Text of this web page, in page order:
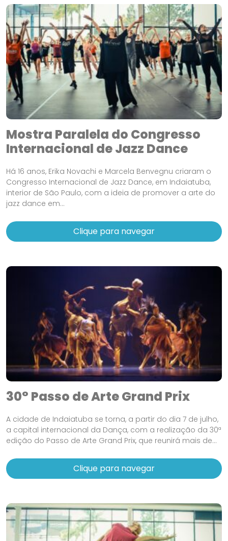
Mostra Paralela do Congresso
Internacional de Jazz Dance
Há 16 anos, Erika Novachi e Marcela Benvegnu criaram o
Congresso Internacional de Jazz Dance, em Indaiatuba,
interior de São Paulo, com a ideia de promover a arte do
jazz dance em...
Clique para navegar
30° Passo de Arte Grand Prix
A cidade de Indaiatuba se torna, a partir do dia 7 de julho,
a capital internacional da Dança, com a realização da 30ª
edição do Passo de Arte Grand Prix, que reunirá mais de...
Clique para navegar